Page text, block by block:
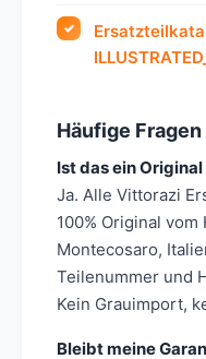
Häufige Fragen
Ist das ein
Ja. Alle Vittorazi
100% Original
Montecosaro,
Teilenummer und
Kein Grauimport,
Bleibt meine